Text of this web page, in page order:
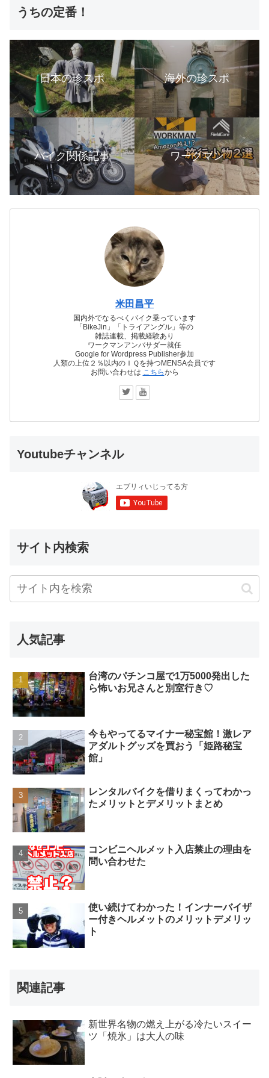
うちの定番！
日本の珍スポ 海外の珍スポ
バイク関係記事 ワークマン
米田昌平
国内外でなるべくバイク乗っています
「BikeJin」「トライアングル」等の
雑誌連載、掲載経験あり
ワークマンアンバサダー就任
Google for Wordpress Publisher参加
人類の上位２％以内のＩＱを持つMENSA会員です
お問い合わせは こちらから
Youtubeチャンネル
サイト内検索
人気記事
台湾のパチンコ屋で1万5000発出した
ら怖いお兄さんと別室行き♡
今もやってるマイナー秘宝館！激レア
アダルトグッズを買おう「姫路秘宝
館」
レンタルバイクを借りまくってわかっ
たメリットとデメリットまとめ
コンビニヘルメット入店禁止の理由を
問い合わせた
使い続けてわかった！インナーバイザ
ー付きヘルメットのメリットデメリッ
ト
関連記事
新世界名物の燃え上がる冷たいスイー
ツ「焼氷」は大人の味